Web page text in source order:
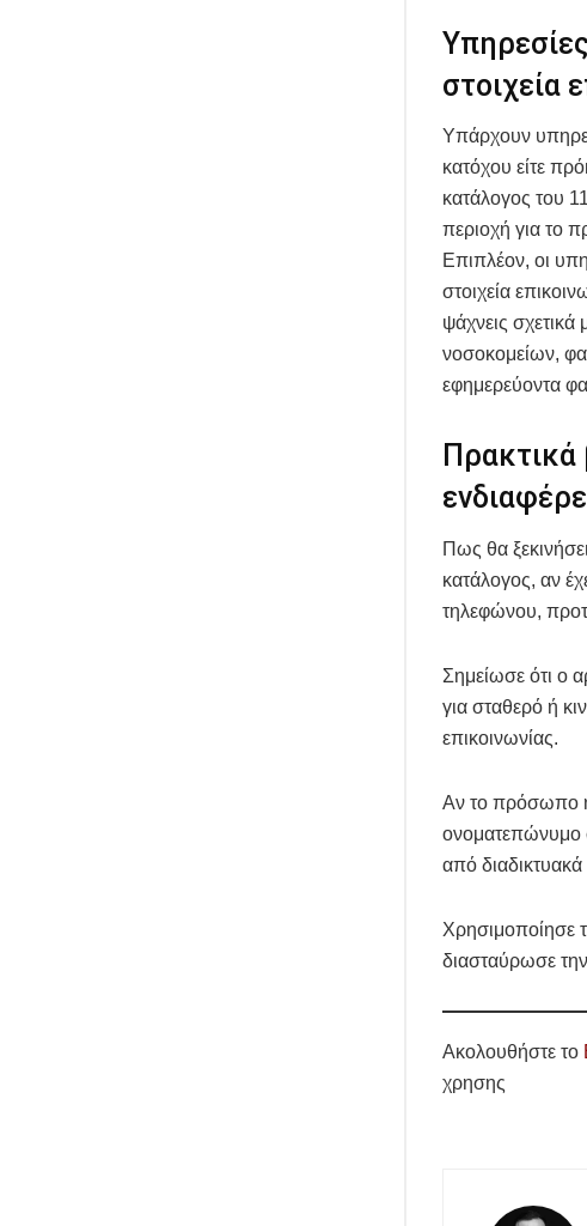
στοιχεία
Υπάρχουν
κατόχου είτε
κατάλογος του
περιοχή για το
Επιπλέον, οι
στοιχεία
ψάχνεις
νοσοκομείων,
εφημερεύοντα
Πρακτικά
Πως θα
κατάλογος, αν
τηλεφώνου,
Σημείωσε ότι ο
για σταθερό ή
επικοινωνίας.
Αν το πρόσωπο ή
ονοματεπώνυμο
από
Χρησιμοποίησε
διασταύρωσε
Ακολουθήστε το
χρησης